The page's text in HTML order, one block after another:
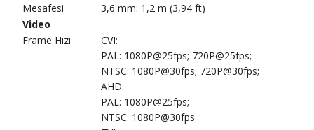
Mesafesi
3,6 mm: 1,2 m (3,94 ft)
Video
Frame Hızı
CVI:
PAL: 1080P@25fps; 720P@25fps;
NTSC: 1080P@30fps; 720P@30fps;
AHD:
PAL: 1080P@25fps;
NTSC: 1080P@30fps